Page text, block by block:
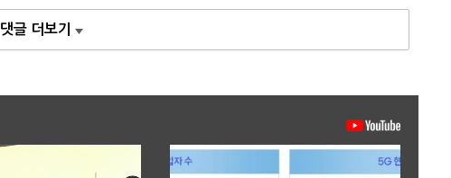
댓글 더보기